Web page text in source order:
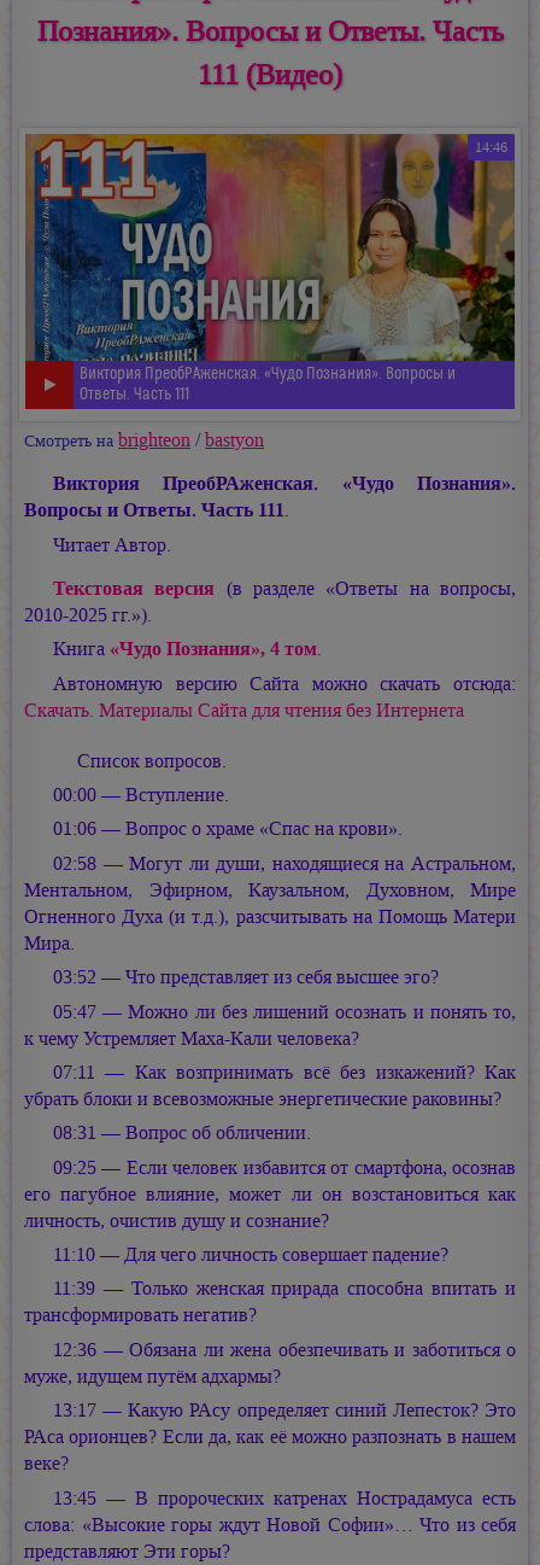
Познания». Вопросы и Ответы. Часть
111 (Видео)
14:46
Виктория ПреобРАженская. «Чудо Познания». Вопросы и
Ответы. Часть 111
Смотреть на brighteon/bastyon
Виктория ПреобРАженская. «Чудо Познания».
Вопросы и Ответы. Часть 111.
Читает Автор.
Текстовая версия (в разделе «Ответы на вопросы,
2010-2025 гг.»).
Книга «Чудо Познания», 4 том.
Автономную версию Сайта можно скачать отсюда:
Скачать. Материалы Сайта для чтения без Интернета
Список вопросов.
00:00 — Вступление.
01:06 — Вопрос о храме «Спас на крови».
02:58 — Могут ли души, находящиеся на Астральном,
Ментальном, Эфирном, Каузальном, Духовном, Мире
Огненного Духа (и т.д.), разсчитывать на Помощь Матери
Мира.
03:52 — Что представляет из себя высшее эго?
05:47 — Можно ли без лишений осознать и понять то,
к чему Устремляет Маха-Кали человека?
07:11 — Как возпринимать всё без изкажений? Как
убрать блоки и всевозможные энергетические раковины?
08:31 — Вопрос об обличении.
09:25 — Если человек избавится от смартфона, осознав
его пагубное влияние, может ли он возстановиться как
личность, очистив душу и сознание?
11:10 — Для чего личность совершает падение?
11:39 — Только женская прирада способна впитать и
трансформировать негатив?
12:36 — Обязана ли жена обезпечивать и заботиться о
муже, идущем путём адхармы?
13:17 — Какую РАсу определяет синий Лепесток? Это
РАса орионцев? Если да, как её можно разпознать в нашем
веке?
13:45 — В пророческих катренах Нострадамуса есть
слова: «Высокие горы ждут Новой Софии»… Что из себя
представляют Эти горы?